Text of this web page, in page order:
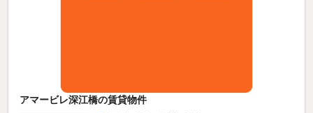
アマービレ深江橋の賃貸物件